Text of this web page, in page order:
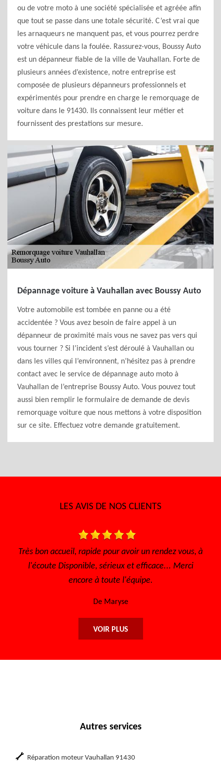
ou de votre moto à une société spécialisée et agréée afin
que tout se passe dans une totale sécurité. C’est vrai que
les arnaqueurs ne manquent pas, et vous pourrez perdre
votre véhicule dans la foulée. Rassurez-vous, Boussy Auto
est un dépanneur fiable de la ville de Vauhallan. Forte de
plusieurs années d’existence, notre entreprise est
composée de plusieurs dépanneurs professionnels et
expérimentés pour prendre en charge le remorquage de
voiture dans le 91430. Ils connaissent leur métier et
fournissent des prestations sur mesure.
Dépannage voiture à Vauhallan avec Boussy Auto
Votre automobile est tombée en panne ou a été
accidentée ? Vous avez besoin de faire appel à un
dépanneur de proximité mais vous ne savez pas vers qui
vous tourner ? Si l’incident s’est déroulé à Vauhallan ou
dans les villes qui l’environnent, n’hésitez pas à prendre
contact avec le service de dépannage auto moto à
Vauhallan de l’entreprise Boussy Auto. Vous pouvez tout
aussi bien remplir le formulaire de demande de devis
remorquage voiture que nous mettons à votre disposition
sur ce site. Effectuez votre demande gratuitement.
LES AVIS DE NOS CLIENTS
rendez vous, à
Merci
Très bon accueil Des gens
sympathique Très bon tarif
VOIR PLUS
Autres services
Réparation moteur Vauhallan 91430